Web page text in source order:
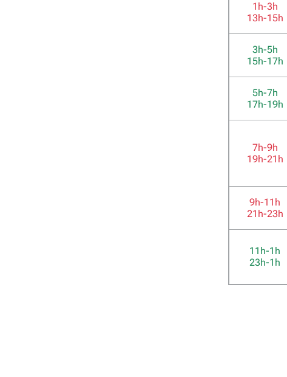
1h-3h
13h-15h
3h-5h
15h-17h
5h-7h
17h-19h
7h-9h
19h-21h
9h-11h
21h-23h
11h-1h
23h-1h